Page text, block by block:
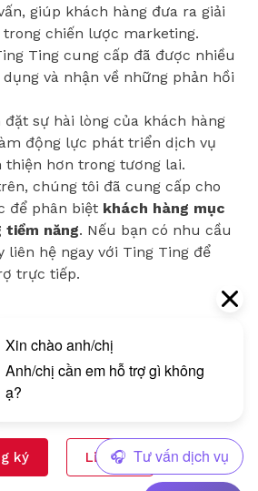
giúp khách hàng đưa ra giải
chiến lược marketing.
Ting cung cấp đã được nhiều
và nhận về những phản hồi
sự hài lòng của khách hàng
động lực phát triển dịch vụ
thiện hơn trong tương lai.
chúng tôi đã cung cấp cho
để phân biệt khách hàng mục
tiềm năng. Nếu bạn có nhu cầu
liên hệ ngay với Ting Ting để
trực tiếp.
gửi tin nhắn đa kênh của
ký Liên hệ